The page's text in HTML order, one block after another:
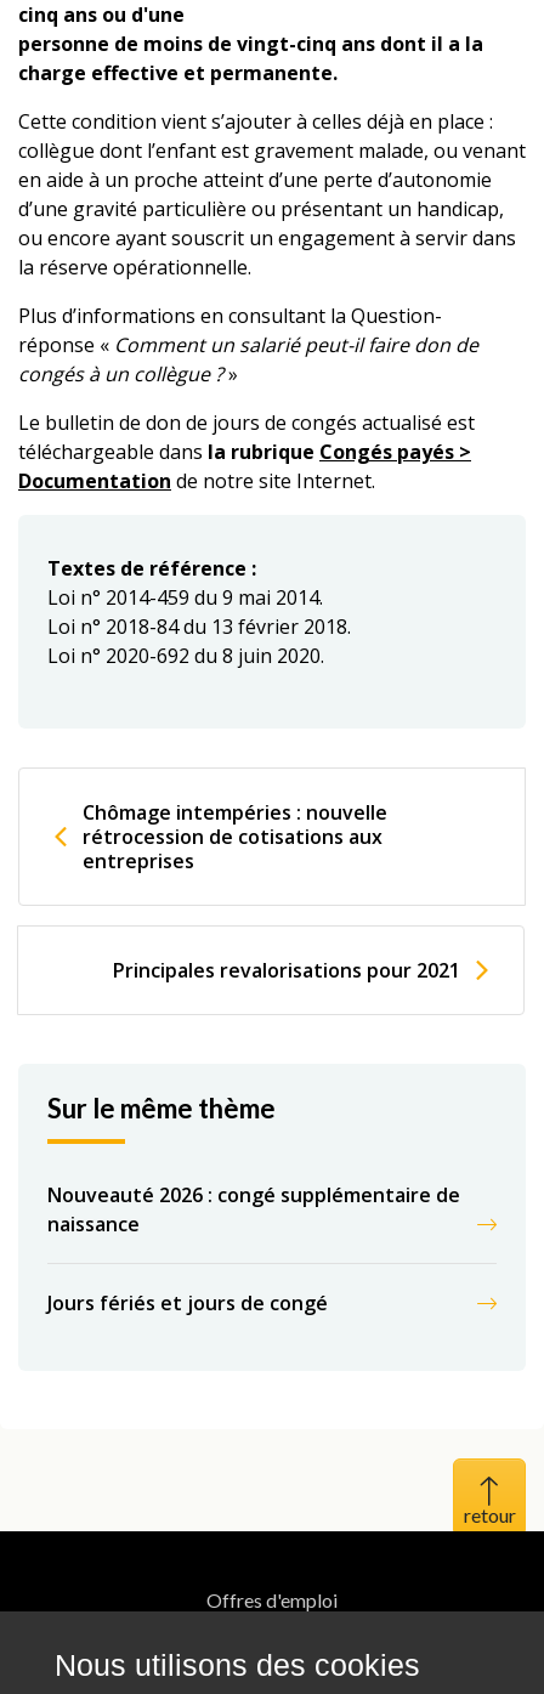
Nous utilisons des cookies
cinq ans ou d'une
personne de moins de vingt-cinq ans dont il a la
charge effective et permanente.
Cette condition vient s’ajouter à celles déjà en place :
collègue dont l’enfant est gravement malade, ou venant
en aide à un proche atteint d’une perte d’autonomie
d’une gravité particulière ou présentant un handicap,
ou encore ayant souscrit un engagement à servir dans
la réserve opérationnelle.
Plus d’informations en consultant la Question-
réponse « Comment un salarié peut-il faire don de
congés à un collègue ?»
Le bulletin de don de jours de congés actualisé est
téléchargeable dans la rubrique Congés payés >
Documentation de notre site Internet.
Textes de référence :
Loi n° 2014-459 du 9 mai 2014.
Loi n° 2018-84 du 13 février 2018.
Loi n° 2020-692 du 8 juin 2020.
Chômage intempéries : nouvelle
rétrocession de cotisations aux
entreprises
Principales revalorisations pour 2021
Sur le même thème
Nouveauté 2026 : congé supplémentaire de
naissance
Jours fériés et jours de congé
Haut
Offres d'emploi